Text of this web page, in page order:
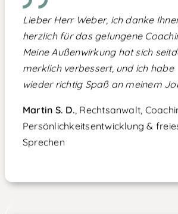
Lieber Herr Weber, ich danke
herzlich für das gelungene
Meine Außenwirkung hat sich
merklich verbessert, und ich habe
wieder richtig Spaß an meinem
Martin S. D. , Rechtsanwalt,
Persönlichkeitsentwicklung &
Sprechen